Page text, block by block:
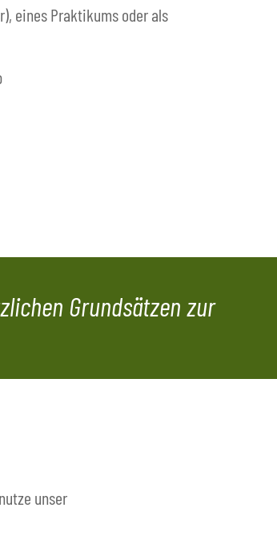
eines Praktikums oder als
Grundsätzen zur
unser